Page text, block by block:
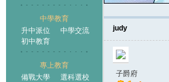
中學教育
升中派位
中學交流
初中教育
專上教育
備戰大學
選科選校
judy
子爵府